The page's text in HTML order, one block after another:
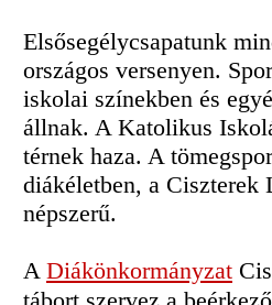
Elsősegélycsapatunk
országos versenyen.
iskolai színekben és
állnak. A Katolikus
térnek haza. A
diákéletben, a Ciszterek
népszerű.
A Diákönkormányzat